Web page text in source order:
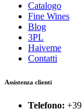
Catalogo
Fine Wines
Blog
3PL
Haiveme
Contatti
Assistenza clienti
Telefono: +39